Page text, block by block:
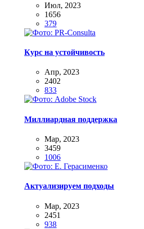
Июл, 2023
1656
379
Курс на устойчивость
Апр, 2023
2402
833
Миллиардная поддержка
Мар, 2023
3459
1006
Актуализируем подходы
Мар, 2023
2451
938